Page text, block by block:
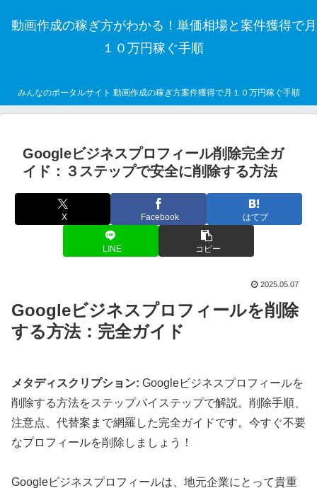
動画作成の稼ぎ方がわかる！単価相場と案件獲得で月
１０万円稼ぐ手順
みんなのポータルサイト 動画作成の稼ぎ方案件獲得で月１０万円稼ぐ手順
Googleビジネスプロフィール削除完全ガ
イド：３ステップで安全に削除する方法
X Facebook はてブ
LINE コピー
2025.05.07
Googleビジネスプロフィールを削除
する方法：完全ガイド
メタディスクリプション: Googleビジネスプロフィールを
削除する方法をステップバイステップで解説。削除手順、
注意点、代替案まで網羅した完全ガイドです。今すぐ不要
なプロフィールを削除しましょう！
Googleビジネスプロフィールは、地元企業にとって貴重